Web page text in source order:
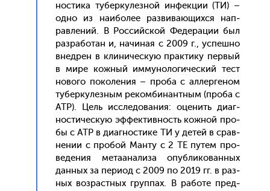
ности­ка ту­бер­ку­лез­ной ин­фекции (ТИ) –
од­но из на­ибо­лее раз­ви­ва­ющих­ся нап­
равле­ний. В Рос­сий­ской Фе­дера­ции был
раз­ра­ботан и, на­чиная с 2009 г., ус­пешно
внед­рен в кли­ничес­кую прак­ти­ку пер­вый
в ми­ре кож­ный им­му­ноло­гичес­кий тест
но­вого по­коле­ния – про­ба с ал­лерге­ном
ту­бер­ку­лез­ным ре­ком­би­нан­тным (про­ба с
АТР). Цель ис­сле­дова­ния: оце­нить ди­аг­
ности­чес­кую эф­фектив­ность кож­ной про­
бы с АТР в ди­аг­ности­ке ТИ у де­тей в срав­
не­нии с про­бой Ман­ту с 2 ТЕ пу­тем про­
веде­ния ме­та­ана­лиза опуб­ли­кован­ных
дан­ных за пе­ри­од с 2009 по 2019 гг. в раз­
ных воз­рас­тных груп­пах. В ра­боте пред­